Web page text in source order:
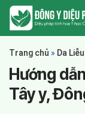
Trang chủ » Da Liễu
Hướng
Tây y,